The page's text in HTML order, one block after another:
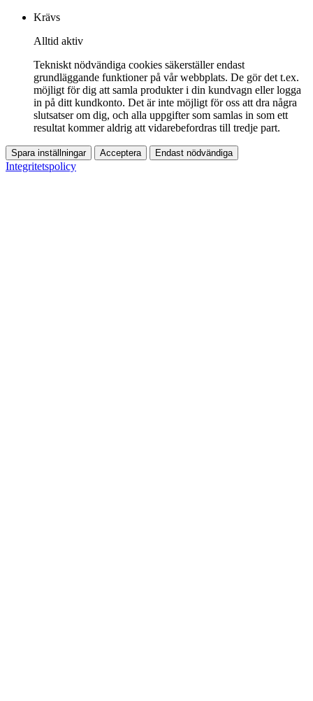
Krävs
Alltid aktiv
Tekniskt nödvändiga cookies säkerställer endast
grundläggande funktioner på vår webbplats. De gör det t.ex.
möjligt för dig att samla produkter i din kundvagn eller logga
in på ditt kundkonto. Det är inte möjligt för oss att dra några
slutsatser om dig, och alla uppgifter som samlas in som ett
resultat kommer aldrig att vidarebefordras till tredje part.
Spara inställningar Acceptera Endast nödvändiga
Integritetspolicy